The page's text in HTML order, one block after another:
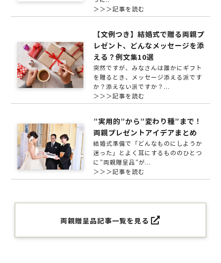
＞＞＞記事を読む
【文例つき】結婚式で贈る両親プ
レゼント、どんなメッセージを添
える？例文集10選
突然ですが、みなさんは誰かにギフト
を贈るとき、メッセージ添える派です
か？添えない派ですか？...
＞＞＞記事を読む
”実用的”から”変わり種”まで！
両親プレゼントアイデアまとめ
結婚式準備で「どんなものにしようか
迷った」とよく耳にするもののひとつ
に”両親贈呈品”が...
＞＞＞記事を読む
両親贈呈品記事一覧を見る